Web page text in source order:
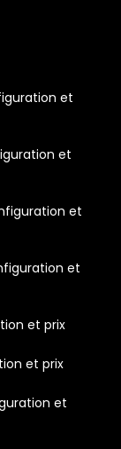
et
et
et
et
et prix
et prix
et